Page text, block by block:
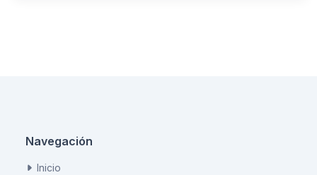
Navegación
Inicio